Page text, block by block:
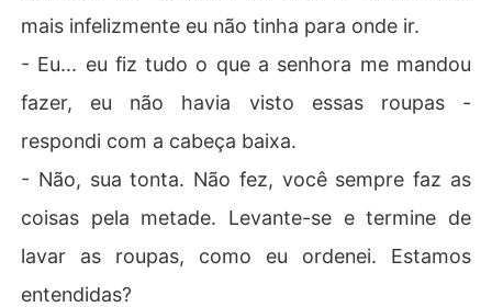
mais infelizmente eu não tinha para onde ir.
- Eu... eu fiz tudo o que a senhora me mandou
fazer, eu não havia visto essas roupas -
respondi com a cabeça baixa.
- Não, sua tonta. Não fez, você sempre faz as
coisas pela metade. Levante-se e termine de
lavar as roupas, como eu ordenei. Estamos
entendidas?